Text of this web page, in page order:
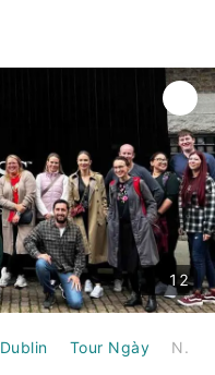
12
Dublin Tour Ngày Nhà máy bia Guinness: Vé vào cửa + Tour tham quan quán rượu Perfect Pint | Ireland